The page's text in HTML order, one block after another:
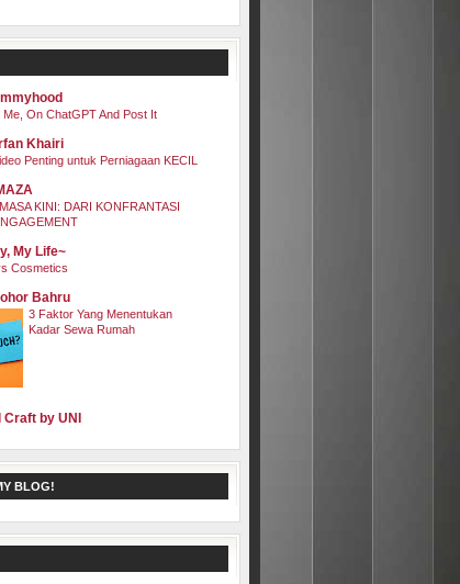
Me, On ChatGPT And Post It
Khairi
Penting untuk Perniagaan KECIL
KINI: DARI KONFRANTASI
My Life~
Cosmetics
Bahru
3 Faktor Yang Menentukan
Kadar Sewa Rumah
by UNI
BLOG!